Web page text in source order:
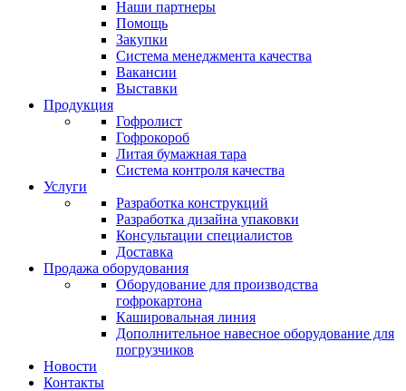
Наши партнеры
Помощь
Закупки
Система менеджмента качества
Вакансии
Выставки
Продукция
Гофролист
Гофрокороб
Литая бумажная тара
Система контроля качества
Услуги
Разработка конструкций
Разработка дизайна упаковки
Консультации специалистов
Доставка
Продажа оборудования
Оборудование для производства
гофрокартона
Кашировальная линия
Дополнительное навесное оборудование для
погрузчиков
Новости
Контакты